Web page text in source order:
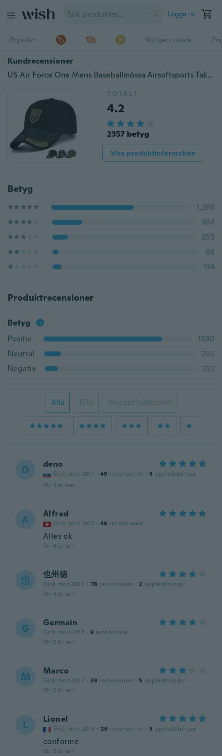
Logga in
Populärt Nyligen visade
Kundrecensioner
US Air Force One Mens Baseballmössa Airsoftsports Taktiska kepsar Hög kvalitet utomhus marinförsegling militära snapback hattar för vuxna
TOTALT
4.2
2357 betyg
Visa produktinformation
Betyg
1,396
484
255
88
134
Produktrecensioner
Betyg
Positiv
1880
Neutral
255
Negativ
222
Alla Bild Mycket hjälpsamt
D deno
Gick med 2017 · 40 recensioner · 3 uppladdningar
för 3 år sen
A Alfred
Gick med 2017 · 49 recensioner
Alles ok
för 4 år sen
也 也州徳
Gick med 2019 · 78 recensioner · 2 uppladdningar
för 4 år sen
G Germain
Gick med 2017 · 9 recensioner
för 5 år sen
M Marco
Gick med 2017 · 39 recensioner · 5 uppladdningar
för 5 år sen
L Lionel
Gick med 2018 · 26 recensioner · 3 uppladdningar
conforme
för 5 år sen